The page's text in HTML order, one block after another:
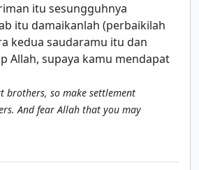
itu sesungguhnya
itu damaikanlah (perbaikilah
kedua saudaramu itu dan
Allah, supaya kamu mendapat
brothers, so make settlement
And fear Allah that you may